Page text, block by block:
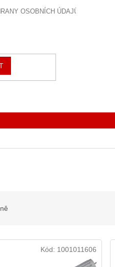
OSOBNÍCH ÚDAJŮ
Kód: 1001011606